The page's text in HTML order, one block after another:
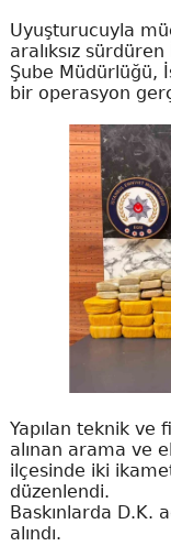
Uyuşturucuyla
aralıksız
Şube Müdürlüğü,
bir operasyon
Yapılan teknik ve
alınan arama ve
ilçesinde iki
düzenlendi.
Baskınlarda D.K.
alındı.